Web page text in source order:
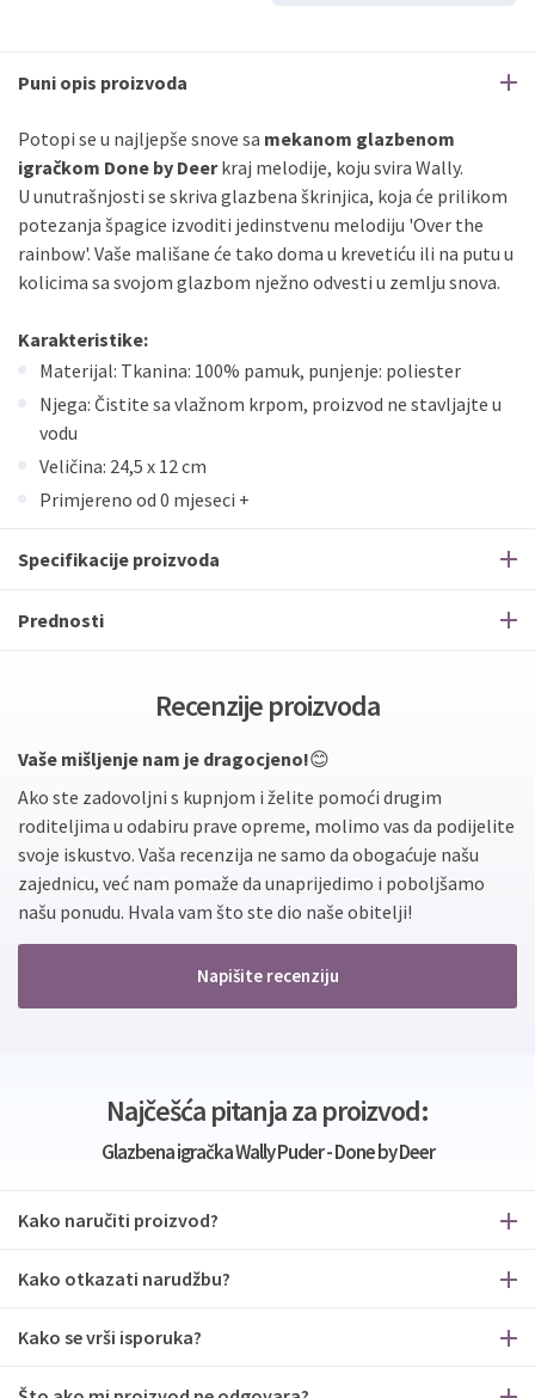
Puni opis proizvoda
Potopi se u najljepše snove sa mekanom glazbenom
igračkom Done by Deerkraj melodije, koju svira Wally.
U unutrašnjosti se skriva glazbena škrinjica, koja će prilikom
potezanja špagice izvoditi jedinstvenu melodiju 'Over the
rainbow'. Vaše mališane će tako doma u krevetiću ili na putu u
kolicima sa svojom glazbom nježno odvesti u zemlju snova.
Karakteristike:
Materijal: Tkanina: 100% pamuk, punjenje: poliester
Njega: Čistite sa vlažnom krpom, proizvod ne stavljajte u
vodu
Veličina: 24,5 x 12 cm
Primjereno od 0 mjeseci +
Specifikacije proizvoda
Prednosti
Recenzije proizvoda
Vaše mišljenje nam je dragocjeno!😊
Ako ste zadovoljni s kupnjom i želite pomoći drugim
roditeljima u odabiru prave opreme, molimo vas da podijelite
svoje iskustvo. Vaša recenzija ne samo da obogaćuje našu
zajednicu, već nam pomaže da unaprijedimo i poboljšamo
našu ponudu. Hvala vam što ste dio naše obitelji!
Napišite recenziju
Najčešća pitanja za proizvod:
Glazbena igračka Wally Puder - Done by Deer
Kako naručiti proizvod?
Kako otkazati narudžbu?
Kako se vrši isporuka?